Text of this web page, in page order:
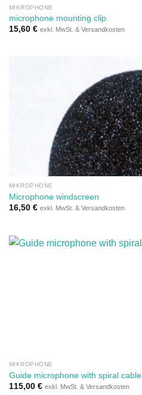
MIKROPHONE
microphone mounting clip
15,60 € exkl. MwSt. & Versandkosten
MIKROPHONE
Microphone windscreen
16,50 € exkl. MwSt. & Versandkosten
MIKROPHONE
Guide microphone with spiral cable
115,00 € exkl. MwSt. & Versandkosten